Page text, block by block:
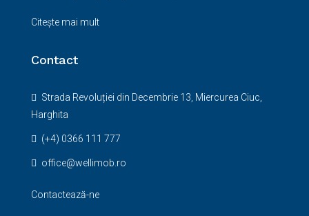
Citește mai mult
Contact
Strada Revoluției din Decembrie 13, Miercurea Ciuc,
Harghita
(+4) 0366 111 777
office@wellimob.ro
Contactează-ne